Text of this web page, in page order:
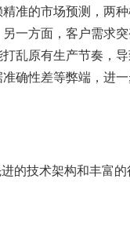
数字车间
进销存管理
准的市场预测，两
一方面，客户需求
乱原有生产节奏，
确性差等弊端，进
的技术架构和丰富